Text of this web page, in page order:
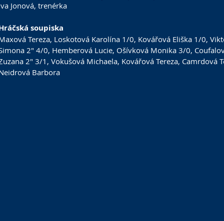
Jonová, trenérka
soupiska
Tereza, Loskotová Karolína 1/0, Kovářová Eliška 1/0,
2" 4/0, Hemberová Lucie, Ošívková Monika 3/0,
2" 3/1, Vokušová Michaela, Kovářová Tereza, Camrdová
Barbora